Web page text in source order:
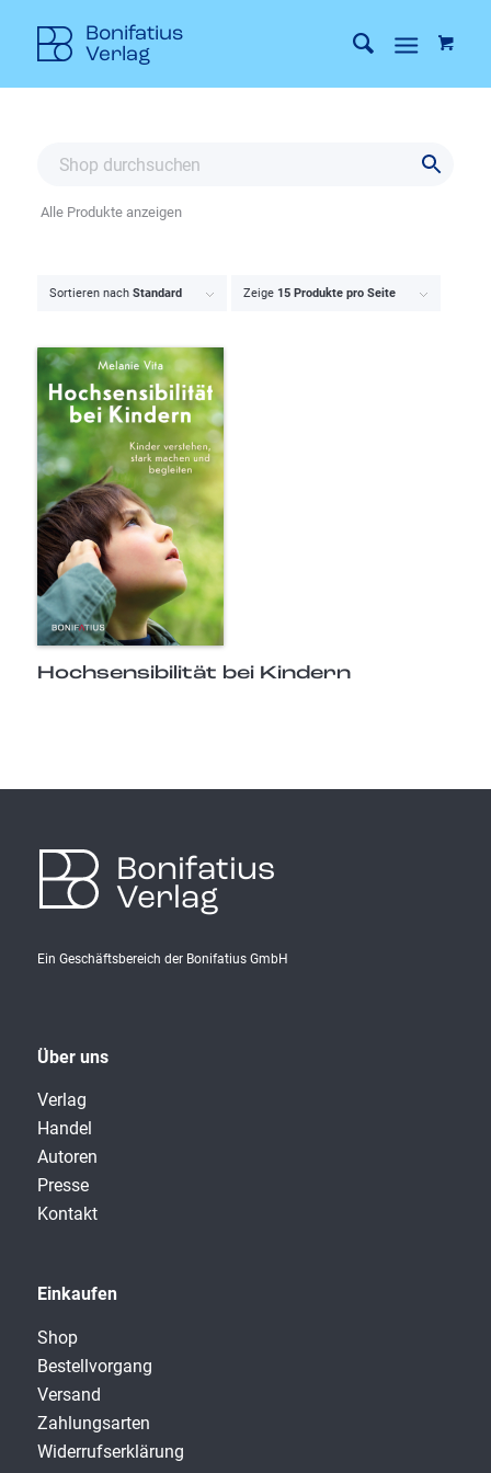
Sortieren nach Standard Zeige 15 Produkte pro Seite
Hochsensibilität bei Kindern
Alle Produkte anzeigen
Bonifatius
Verlag
Ein Geschäftsbereich der Bonifatius GmbH
Über uns
Verlag
Handel
Autoren
Presse
Kontakt
Einkaufen
Shop
Bestellvorgang
Versand
Zahlungsarten
Widerrufserklärung